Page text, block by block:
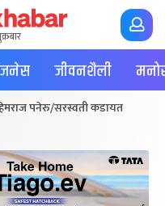
जीवनशैली
पनेरु/सरस्वती कडायत